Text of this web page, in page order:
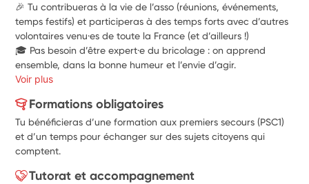
🎉 Tu contribueras à la vie de l’asso (réunions, événements,
temps festifs) et participeras à des temps forts avec d’autres
volontaires venu·es de toute la France (et d’ailleurs !)
🎓 Pas besoin d’être expert·e du bricolage : on apprend
ensemble, dans la bonne humeur et l’envie d’agir.
Voir plus
Formations obligatoires
Tu bénéficieras d’une formation aux premiers secours (PSC1)
et d’un temps pour échanger sur des sujets citoyens qui
comptent.
Tutorat et accompagnement